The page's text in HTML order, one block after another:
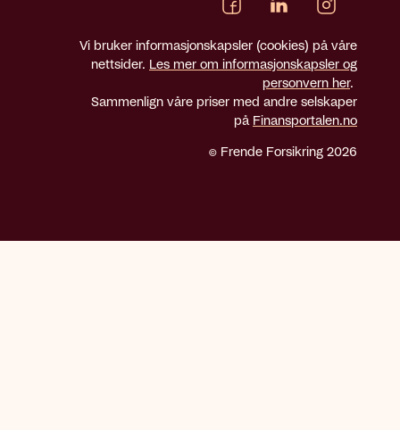
Vi bruker informasjonskapsler (cookies) på våre
nettsider. Les mer om informasjonskapsler og
personvern her.
Sammenlign våre priser med andre selskaper
på Finansportalen.no
© Frende Forsikring 2026